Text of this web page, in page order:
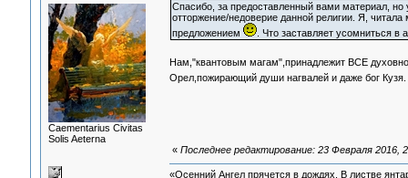
Сaementarius Civitas
Solis Aeterna
Спасибо, за предоставленный вами материал,
отторжение/недоверие данной религии. Я,
предложением
. Что заставляет усомниться в
Нам,"квантовым магам",принадлежит ВСЕ
Орел,пожирающий души нагвалей и даже бог
« Последнее редактирование: 23 Февраля 2016,
«Осенний Ангел прячется в дождях. В листве